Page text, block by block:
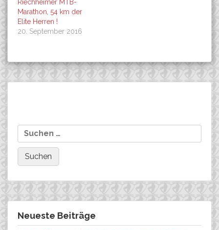
Riechheimer MTB-
Marathon, 54 km der
Elite Herren !
20. September 2016
Neueste Beiträge